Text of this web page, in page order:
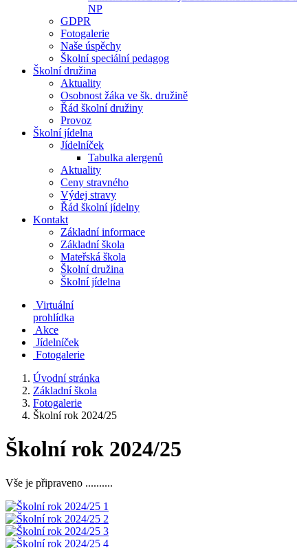
NP
GDPR
Fotogalerie
Naše úspěchy
Školní speciální pedagog
Školní družina
Aktuality
Osobnost žáka ve šk. družině
Řád školní družiny
Provoz
Školní jídelna
Jídelníček
Tabulka alergenů
Aktuality
Ceny stravného
Výdej stravy
Řád školní jídelny
Kontakt
Základní informace
Základní škola
Mateřská škola
Školní družina
Školní jídelna
Virtuální
prohlídka
Akce
Jídelníček
Fotogalerie
Úvodní stránka
Základní škola
Fotogalerie
Školní rok 2024/25
Školní rok 2024/25
Vše je připraveno ..........